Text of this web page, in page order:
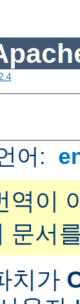
어:
역이
문서
치가